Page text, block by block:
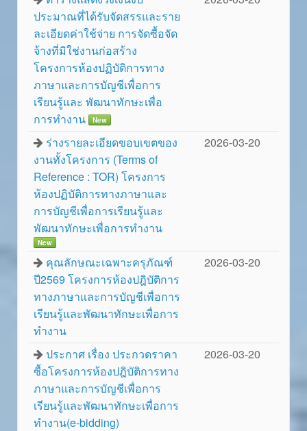
ประมาณที่ได้รับจัดสรรและราย
ละเอียดค่าใช้จ่าย การจัดซื้อจัด
จ้างที่มิใช่งานก่อสร้าง
โครงการห้องปฏิบัติการทาง
ภาษาและการบัญชีเพื่อการ
เรียนรู้และ พัฒนาทักษะเพื่อ
การทำงาน
New
ร่างรายละเอียดขอบเขตของ
งานทั้งโครงการ (Terms of
Reference : TOR) โครงการ
ห้องปฏิบัติการทางภาษาและ
การบัญชีเพื่อการเรียนรู้และ
พัฒนาทักษะเพื่อการทำงาน
New
2026-03-20
คุณลักษณะเฉพาะครุภัณฑ์
ปี2569 โครงการห้องปฎิบัติการ
ทางภาษาและการบัญชีเพื่อการ
เรียนรู้และพัฒนาทักษะเพื่อการ
ทำงาน
2026-03-20
ประกาศ เรื่อง ประกวดราคา
ซื้อโครงการห้องปฎิบัติการทาง
ภาษาและการบัญชีเพื่อการ
เรียนรู้และพัฒนาทักษะเพื่อการ
ทำงาน(e-bidding)
2026-03-20